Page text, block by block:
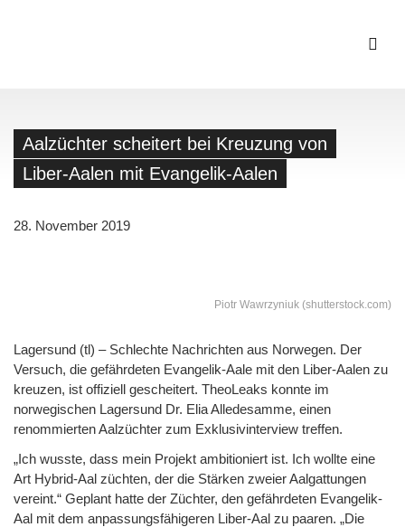
Aalzüchter scheitert bei Kreuzung von
Liber-Aalen mit Evangelik-Aalen
28. November 2019
Piotr Wawrzyniuk (shutterstock.com)
Lagersund (tl) – Schlechte Nachrichten aus Norwegen. Der
Versuch, die gefährdeten Evangelik-Aale mit den Liber-Aalen zu
kreuzen, ist offiziell gescheitert. TheoLeaks konnte im
norwegischen Lagersund Dr. Elia Alledesamme, einen
renommierten Aalzüchter zum Exklusivinterview treffen.
„Ich wusste, dass mein Projekt ambitioniert ist. Ich wollte eine
Art Hybrid-Aal züchten, der die Stärken zweier Aalgattungen
vereint.“ Geplant hatte der Züchter, den gefährdeten Evangelik-
Aal mit dem anpassungsfähigeren Liber-Aal zu paaren. „Die